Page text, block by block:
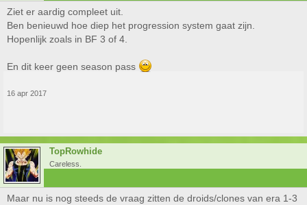
Ziet er aardig compleet uit.
Ben benieuwd hoe diep het progression system gaat zijn.
Hopenlijk zoals in BF 3 of 4.
En dit keer geen season pass
16 apr 2017
TopRowhide
Careless.
Maar nu is nog steeds de vraag zitten de droids/clones van era 1-3